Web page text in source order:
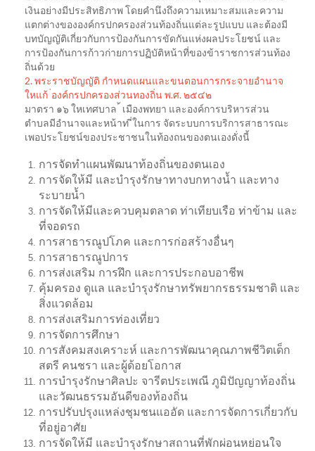
เงินอย่างมีประสิทธิภาพ โดยคํานึงถึงความเหมาะสมและความ
แตกต่างขององค์กรปกครองส่วนท้องถิ่นแต่ละรูปแบบ และต้องมี
บทบัญญัติเกี่ยวกับการป้องกันการขัดกันแห่งผลประโยชน์ และ
การป้องกันการก้าวก่ายการปฏิบัติหน้าที่ของข้าราชการส่วนท้อง
ถิ่นด้วย
2.พระราชบัญญัติ กําหนดแผนและขนตอนการกระจายอำนาจ
ใหแก้ ่องค์กรปกครองส่วนทองถิ่น พ.ศ. ๒๕๔๒
มาตรา ๑๖ ใหเทศบาล ้ เมืองพทยา และองค์การบริหารส่วน
ตำบลมีอํานาจและหน้าท ี่ในการ จัดระบบการบริการสาธารณะ
เพอประโยชน์ของประชาชนในท้องถนของตนเองดั่งนี้
การจัดทำแผนพัฒนาท้องถิ่นของตนเอง
การจัดให้มี และบำรุงรักษาทางบกทางน้ำ และทาง
ระบายน้ำ
การจัดให้มีและควบคุมตลาด ท่าเทียบเรือ ท่าข้าม และ
ที่จอดรถ
การสาธารณูปโภค และการก่อสร้างอื่นๆ
การสาธารณูปการ
การส่งเสริม การฝึก และการประกอบอาชีพ
คุ้มครอง ดูแล และบำรุงรักษาทรัพยากรธรรมชาติ และ
สิ่งแวดล้อม
การส่งเสริมการท่องเที่ยว
การจัดการศึกษา
การสังคมสงเคราะห์ และการพัฒนาคุณภาพชีวิตเด็ก
สตรี คนชรา และผู้ด้อยโอกาส
การบำรุงรักษาศิลปะ จารีตประเพณี ภูมิปัญญาท้องถิ่น
และวัฒนธรรมอันดีของท้องถิ่น
การปรับปรุงแหล่งชุมชนแออัด และการจัดการเกี่ยวกับ
ที่อยู่อาศัย
การจัดให้มี และบำรุงรักษาสถานที่พักผ่อนหย่อนใจ